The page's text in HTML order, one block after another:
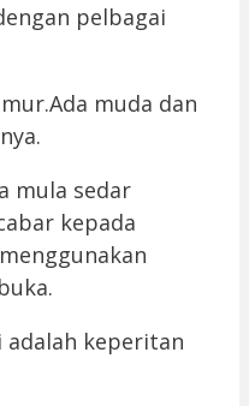
pelbagai
muda dan
mula sedar
kepada
adalah keperitan